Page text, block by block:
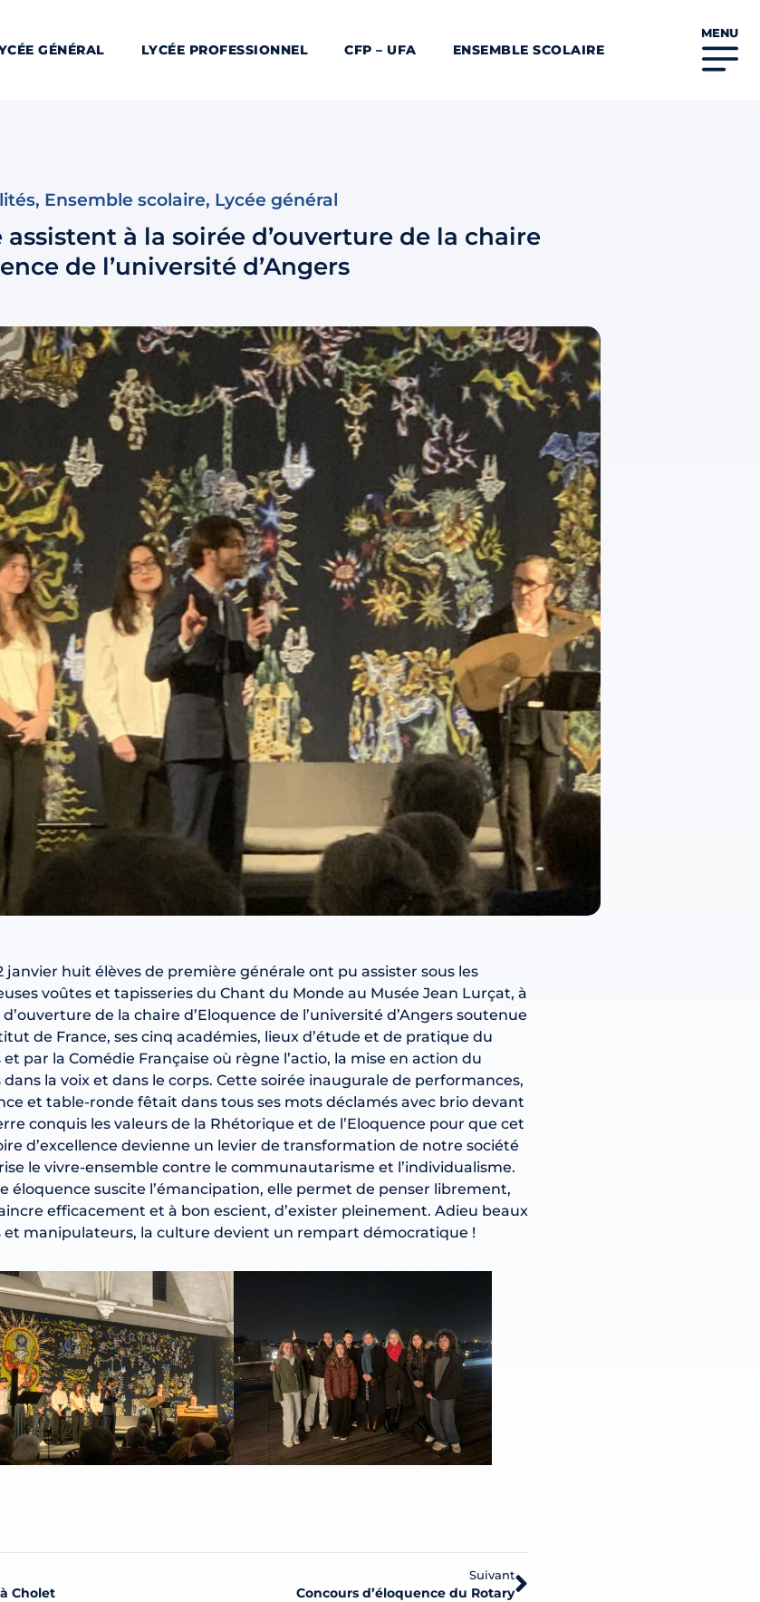
GÉNÉRAL LYCÉE PROFESSIONNEL CFP – UFA ENSEMBLE SCOLAIRE
MENU
, Ensemble scolaire, Lycée général
à la soirée d’ouverture de la chaire
de l’université d’Angers
janvier huit élèves de première générale ont pu assister sous les
voûtes et tapisseries du Chant du Monde au Musée Jean Lurçat, à
d’ouverture de la chaire d’Eloquence de l’université d’Angers soutenue
de France, ses cinq académies, lieux d’étude et de pratique du
et par la Comédie Française où règne l’actio, la mise en action du
dans la voix et dans le corps. Cette soirée inaugurale de performances,
et table-ronde fêtait dans tous ses mots déclamés avec brio devant
conquis les valeurs de la Rhétorique et de l’Eloquence pour que cet
d’excellence devienne un levier de transformation de notre société
le vivre-ensemble contre le communautarisme et l’individualisme.
éloquence suscite l’émancipation, elle permet de penser librement,
efficacement et à bon escient, d’exister pleinement. Adieu beaux
et manipulateurs, la culture devient un rempart démocratique !
Cholet
Suivant
Concours d’éloquence du Rotary